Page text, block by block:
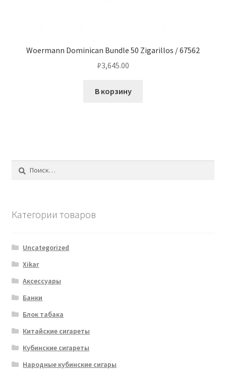
Woermann Dominican Bundle 50 Zigarillos / 67562
₽3,645.00
В корзину
Найти:
Категории товаров
Uncategorized
Xikar
Аксессуары
Банки
Блок табака
Китайские сигареты
Кубинские сигареты
Народные кубинские сигары